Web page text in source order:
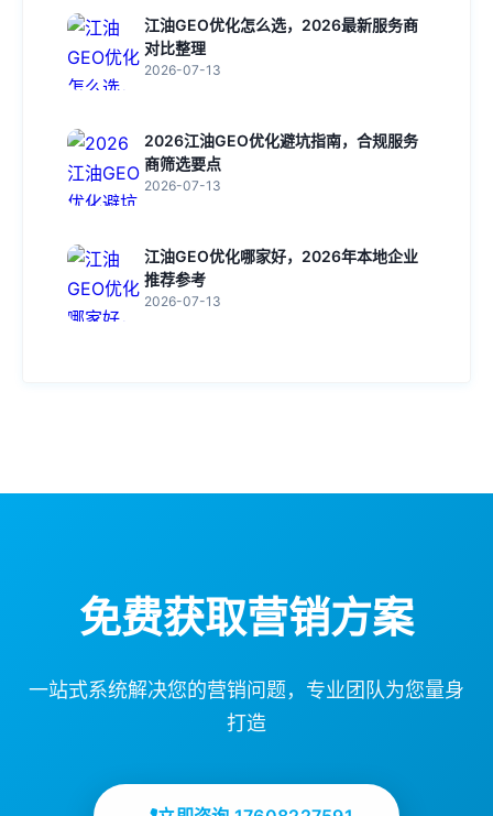
江油GEO优化怎么选，2026最新服务商
对比整理
2026-07-13
2026江油GEO优化避坑指南，合规服务
商筛选要点
2026-07-13
江油GEO优化哪家好，2026年本地企业
推荐参考
2026-07-13
免费获取营销方案
一站式系统解决您的营销问题，专业团队为您量身
打造